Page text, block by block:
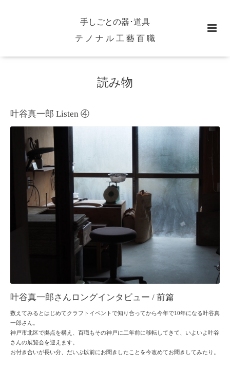
手しごとの器･道具
テ ノ ナ ル 工 藝 百 職
読み物
叶谷真一郎 Listen ④
叶谷真一郎さんロングインタビュー / 前篇
数えてみるとはじめてクラフトイベントで知り合ってから今年で10年になる叶谷真
一郎さん。
神戸市北区で拠点を構え、百職もその神戸に二年前に移転してきて、いよいよ叶谷
さんの展覧会を迎えます。
お付き合いが長い分、だいぶ以前にお聞きしたことを今改めてお聞きしてみたり。